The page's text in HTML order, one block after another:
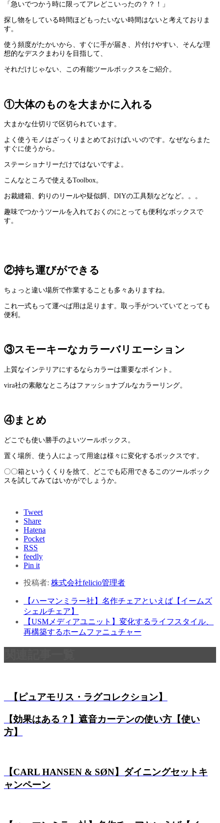
「急いでつかう時に限ってアレどこいったの？？！」
探し物をしている時間ほどもったいない時間はないと考えておりま
す。
使う頻度がたかいから、すぐに手が届き、片付けやすい、そんな理
想的なデスクまわりを目指して、
それだけじゃない、この有能ツールボックスをご紹介。
①大体のものを大まかに入れる
大まかな仕切りで区切られています。
よく使うモノはざっくりまとめておけばいいのです。なぜならまた
すぐに使うから。
ステーショナリーだけではないですよ。
こんなところで使えるToolbox。
お裁縫箱、釣りのリールや疑似餌、DIYの工具類などなど。。。
趣味でつかうツールを入れておくのにとっても便利なボックスで
す。
②持ち運びができる
ちょっと違い場所で作業することも多々ありますね。
これ一式もって運べば用は足ります。取っ手がついていてとっても
便利。
③スモーキーなカラーバリエーション
上質なインテリアにするならカラーは重要なポイント。
vira社の素敵なところはファッショナブルなカラーリング。
④まとめ
どこでも使い勝手のよいツールボックス。
置く場所、使う人によって用途は様々に変化するボックスです。
〇〇箱というくくりを捨て、どこでも応用できるこのツールボック
スを試してみてはいかがでしょうか。
Tweet
Share
Hatena
Pocket
RSS
feedly
Pin it
投稿者: 株式会社felicio管理者
【ハーマンミラー社】名作チェアといえば【イームズ
シェルチェア】
【USMメディアユニット】変化するライフスタイル、
再構築するホームファニュチャー
【ピュアモリス・ラグコレクション】
【効果はある？】遮音カーテンの使い方【使い
方】
【CARL HANSEN & SØN】ダイニングセットキ
ャンペーン